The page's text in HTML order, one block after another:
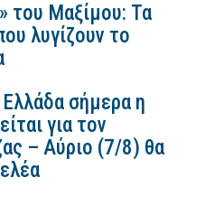
του Μαξίμου: Τα
λυγίζουν το
σήμερα η
για τον
– Αύριο (7/8) θα